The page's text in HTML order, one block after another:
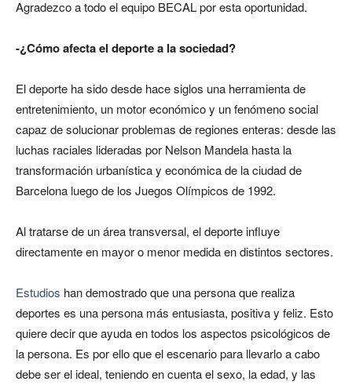
Agradezco a todo el equipo BECAL por esta oportunidad.
-¿Cómo afecta el deporte a la sociedad?
El deporte ha sido desde hace siglos una herramienta de
entretenimiento, un motor económico y un fenómeno social
capaz de solucionar problemas de regiones enteras: desde las
luchas raciales lideradas por Nelson Mandela hasta la
transformación urbanística y económica de la ciudad de
Barcelona luego de los Juegos Olímpicos de 1992.
Al tratarse de un área transversal, el deporte influye
directamente en mayor o menor medida en distintos sectores.
Estudios han demostrado que una persona que realiza
deportes es una persona más entusiasta, positiva y feliz. Esto
quiere decir que ayuda en todos los aspectos psicológicos de
la persona. Es por ello que el escenario para llevarlo a cabo
debe ser el ideal, teniendo en cuenta el sexo, la edad, y las